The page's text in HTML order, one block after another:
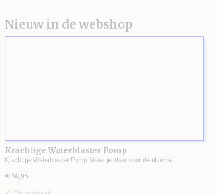
Nieuw in de webshop
Krachtige Waterblaster Pomp
Krachtige Waterblaster Pomp Maak je klaar voor de ultieme…
€ 14,95
✓